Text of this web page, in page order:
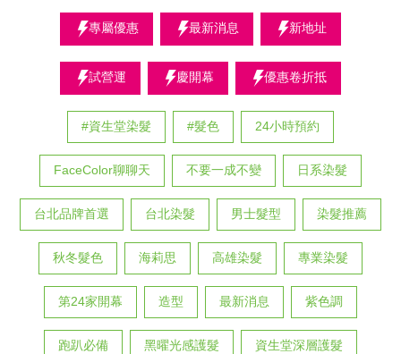
專屬優惠 最新消息 新地址
試營運 慶開幕 優惠卷折抵
#資生堂染髮 #髮色 24小時預約
FaceColor聊聊天 不要一成不變 日系染髮
台北品牌首選 台北染髮 男士髮型 染髮推薦
秋冬髮色 海莉思 高雄染髮 專業染髮
第24家開幕 造型 最新消息 紫色調
跑趴必備 黑曜光感護髮 資生堂深層護髮